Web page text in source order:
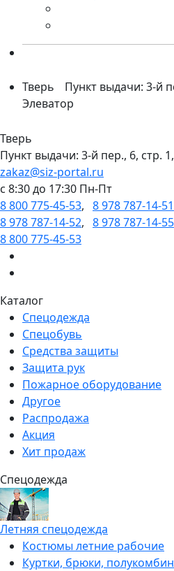
Тверь
Пункт выдачи: 3-й
Элеватор
Тверь
Пункт выдачи: 3-й пер., 6, стр.
zakaz@siz-portal.ru
c 8:30 до 17:30 Пн-Пт
8 800 775-45-53, 8 978 787-14-51
8 978 787-14-52, 8 978 787-14-55
8 800 775-45-53
Каталог
Спецодежда
Спецобувь
Средства защиты
Защита рук
Пожарное оборудование
Другое
Распродажа
Акция
Хит продаж
Спецодежда
Летняя спецодежда
Костюмы летние рабочие
Куртки, брюки,